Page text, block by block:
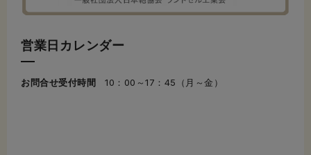
営業日カレンダー
お問合せ受付時間 10：00～17：45（月～金）